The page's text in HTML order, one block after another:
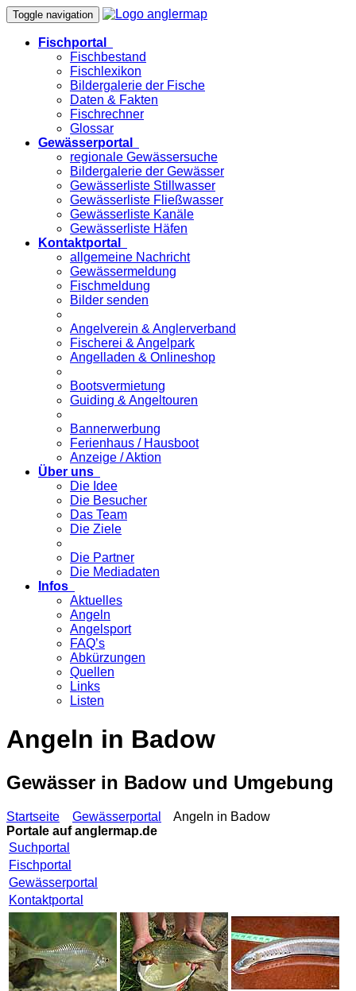
Toggle navigation
Fischportal
Fischbestand
Fischlexikon
Bildergalerie der Fische
Daten & Fakten
Fischrechner
Glossar
Gewässerportal
regionale Gewässersuche
Bildergalerie der Gewässer
Gewässerliste Stillwasser
Gewässerliste Fließwasser
Gewässerliste Kanäle
Gewässerliste Häfen
Kontaktportal
allgemeine Nachricht
Gewässermeldung
Fischmeldung
Bilder senden
Angelverein & Anglerverband
Fischerei & Angelpark
Angelladen & Onlineshop
Bootsvermietung
Guiding & Angeltouren
Bannerwerbung
Ferienhaus / Hausboot
Anzeige / Aktion
Über uns
Die Idee
Die Besucher
Das Team
Die Ziele
Die Partner
Die Mediadaten
Infos
Aktuelles
Angeln
Angelsport
FAQ’s
Abkürzungen
Quellen
Links
Listen
Angeln in Badow
Gewässer in Badow und Umgebung
Startseite Gewässerportal
Angeln in Badow
Portale aufanglermap.de
Suchportal
Fischportal
Gewässerportal
Kontaktportal